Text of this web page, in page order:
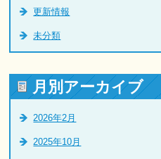
更新情報
未分類
月別アーカイブ
2026年2月
2025年10月